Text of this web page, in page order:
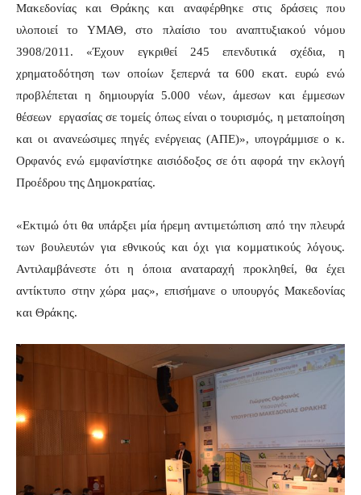
Μακεδονίας και Θράκης και αναφέρθηκε στις δράσεις που
υλοποιεί το ΥΜΑΘ, στο πλαίσιο του αναπτυξιακού νόμου
3908/2011. «Έχουν εγκριθεί 245 επενδυτικά σχέδια, η
χρηματοδότηση των οποίων ξεπερνά τα 600 εκατ. ευρώ ενώ
προβλέπεται η δημιουργία 5.000 νέων, άμεσων και έμμεσων
θέσεων εργασίας σε τομείς όπως είναι ο τουρισμός, η μεταποίηση
και οι ανανεώσιμες πηγές ενέργειας (ΑΠΕ)», υπογράμμισε ο κ.
Ορφανός ενώ εμφανίστηκε αισιόδοξος σε ότι αφορά την εκλογή
Προέδρου της Δημοκρατίας.
«Εκτιμώ ότι θα υπάρξει μία ήρεμη αντιμετώπιση από την πλευρά
των βουλευτών για εθνικούς και όχι για κομματικούς λόγους.
Αντιλαμβάνεστε ότι η όποια αναταραχή προκληθεί, θα έχει
αντίκτυπο στην χώρα μας», επισήμανε ο υπουργός Μακεδονίας
και Θράκης.